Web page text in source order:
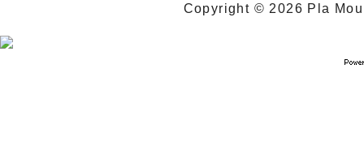
Copyright © 2026 Pla